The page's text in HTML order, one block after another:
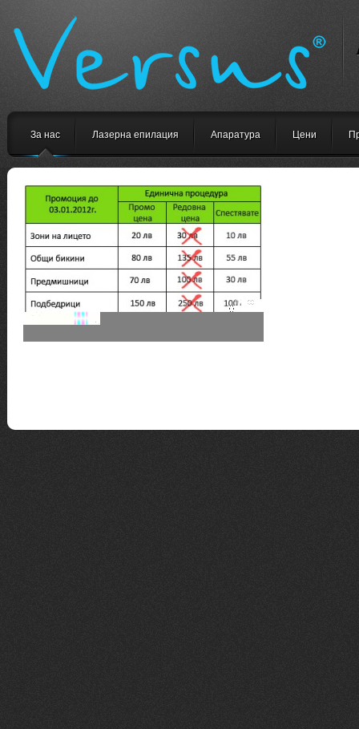
За нас Лазерна епилация Апаратура Цени